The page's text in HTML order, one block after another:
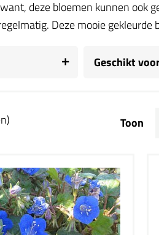
deze bloemen kunnen ook
Deze mooie
Geschikt
Toon